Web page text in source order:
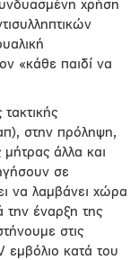
χρήση
«κάθε παιδί να
στην πρόληψη,
άλλα και
σε
να λαμβάνει χώρα
έναρξη της
στις
εμβόλιο κατά του